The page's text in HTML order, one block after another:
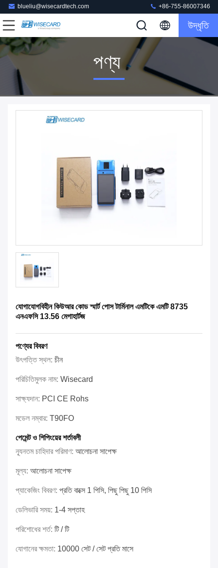
blueliu@wisecardtech.com +86-755-86007346
উদ্ধৃতি
পণ্য
যোগাযোগবিহীন কিউআর কোড স্মার্ট পোস টার্মিনাল এমটিকে এমটি 8735
এনএফসি 13.56 মেগাহার্টজ
পণ্যের বিবরণ
উৎপত্তি স্থল: চীন
পরিচিতিমুলক নাম: Wisecard
সাক্ষ্যদান: PCI CE Rohs
মডেল নম্বার: T90FO
পেমেন্ট ও শিপিংয়ের শর্তাবলী
ন্যূনতম চাহিদার পরিমাণ: আলোচনা সাপেক্ষ
মূল্য: আলোচনা সাপেক্ষ
প্যাকেজিং বিবরণ: প্রতি বাক্সে 1 পিসি, পিছু পিছু 10 পিসি
ডেলিভারি সময়: 1-4 সপ্তাহ
পরিশোধের শর্ত: টি / টি
যোগানের ক্ষমতা: 10000 সেট / সেট প্রতি মাসে